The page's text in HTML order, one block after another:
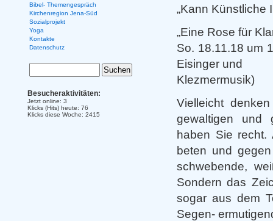
„Kann Künstliche
„Eine Rose für
So. 18.11.18 um
Eisinger und
Klezmermusik)
Vielleicht
gewaltigen und
haben Sie
beten und
schwebende,
Sondern das
sogar aus dem
Segen-
Bibel- Themengespräch
Kirchenregion Jena-Süd
Sozialprojekt
Yoga
Kontakte
Datenschutz
Besucheraktivitäten:
Jetzt online: 3
Klicks (Hits) heute: 76
Klicks diese Woche: 2415